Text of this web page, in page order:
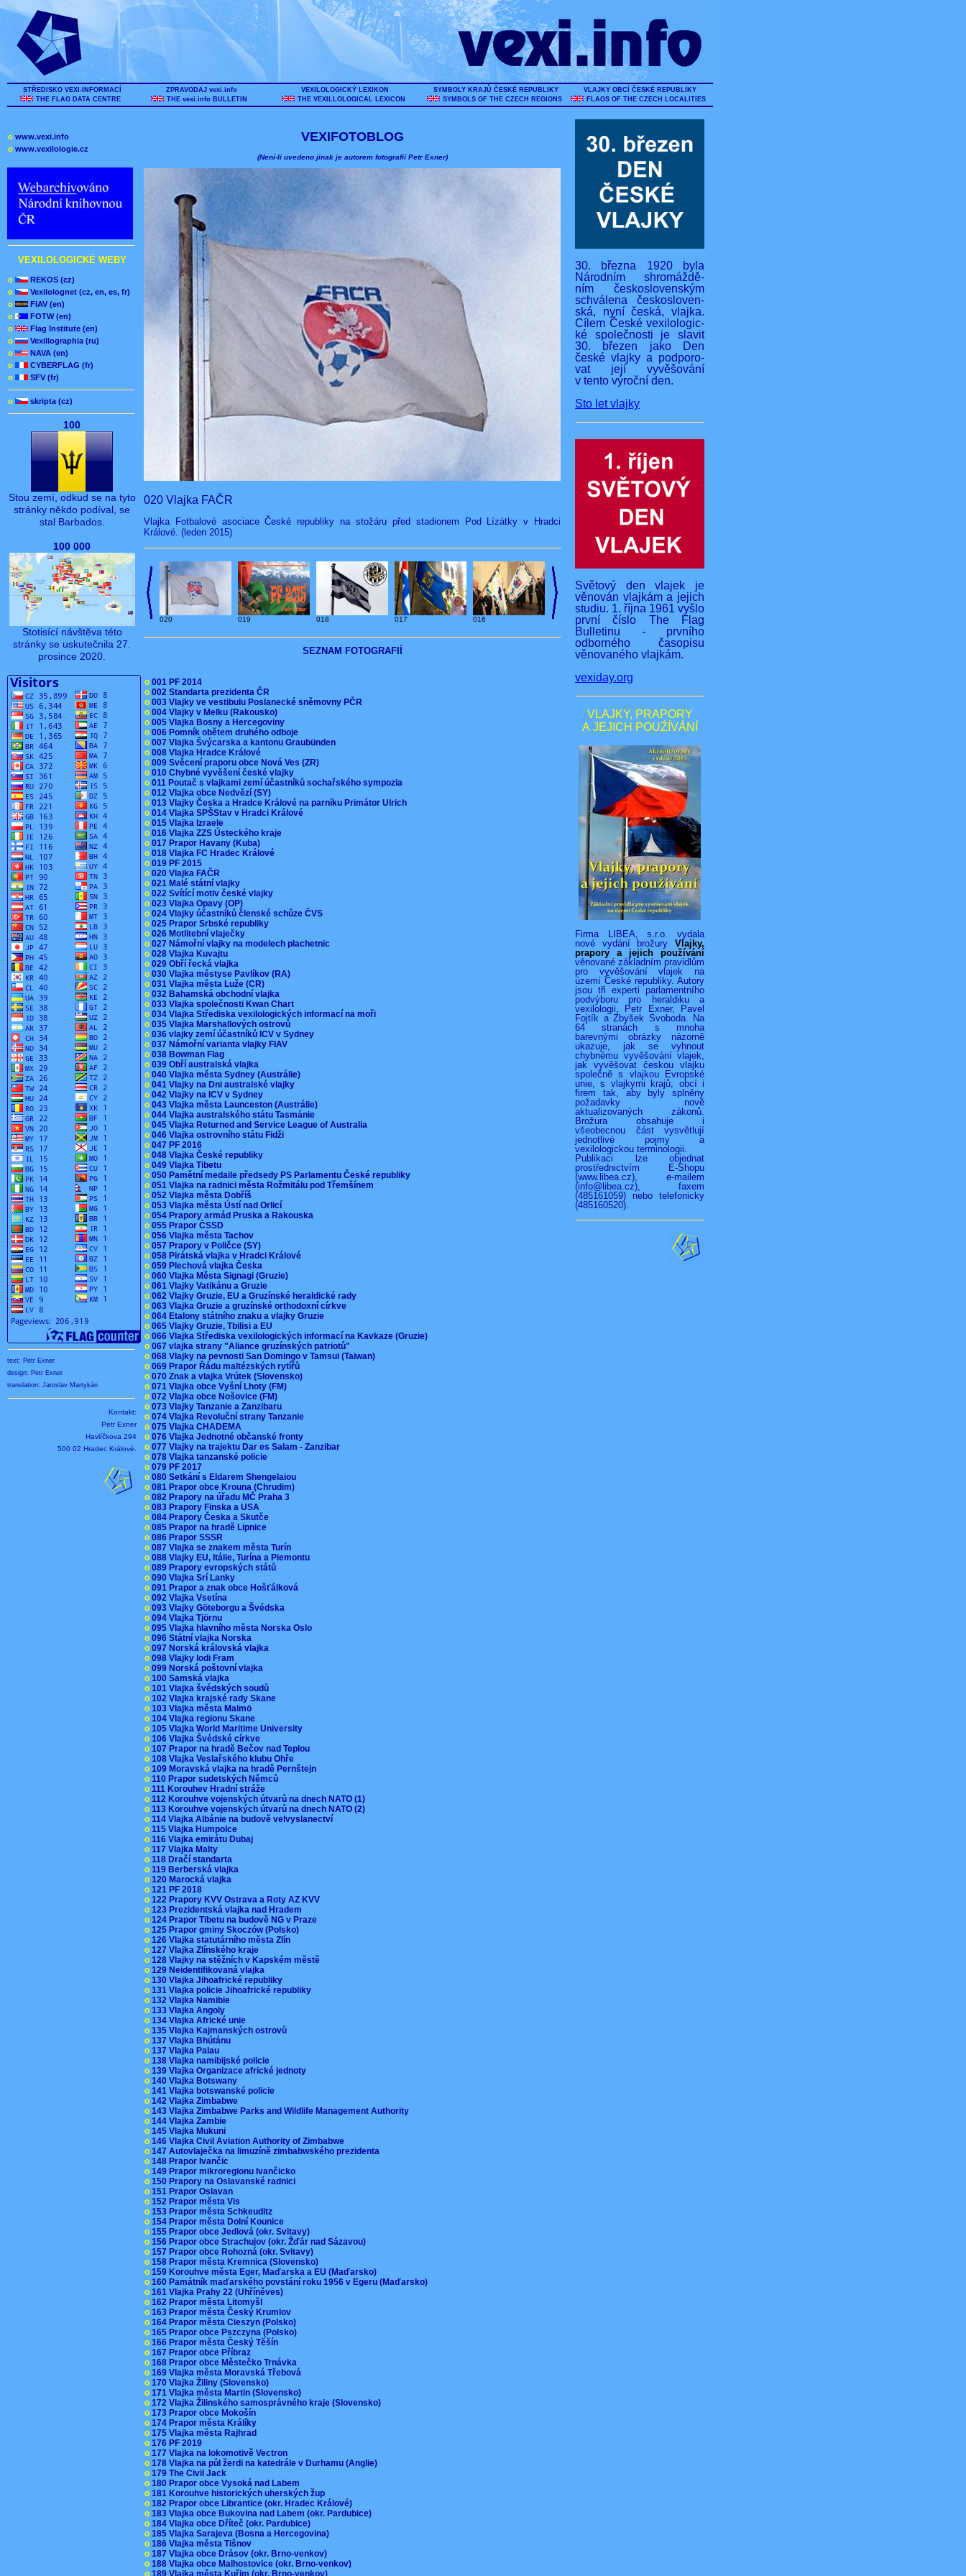
STŘEDISKO VEXI-INFORMACÍ
THE FLAG DATA CENTRE
ZPRAVODAJ vexi.info
THE vexi.info BULLETIN
VEXILOLOGICKÝ LEXIKON
THE VEXILLOLOGICAL LEXICON
SYMBOLY KRAJŮ ČESKÉ REPUBLIKY
SYMBOLS OF THE CZECH REGIONS
VLAJKY OBCÍ ČESKÉ REPUBLIKY
FLAGS OF THE CZECH LOCALITIES
o www.vexi.info
o www.vexilologie.cz
VEXILOLOGICKÉ WEBY
o
REKOS (cz)
o
Vexilolognet (cz, en, es, fr)
o
FIAV (en)
o
FOTW (en)
o
Flag Institute (en)
o
Vexillographia (ru)
o
NAVA (en)
o
CYBERFLAG (fr)
o
SFV (fr)
o skripta (cz)
100
Stou zemí, odkud se na tyto
stránky někdo podíval, se
stal Barbados.
100 000
Stotisící návštěva této
stránky se uskutečnila 27.
prosince 2020.
text: Petr Exner
design: Petr Exner
translation: Jaroslav Martykán
Kontakt:
Petr Exner
Havlíčkova 294
500 02 Hradec Králové.
VEXIFOTOBLOG
(Není-li uvedeno jinak je autorem fotografií Petr Exner)
020 Vlajka FAČR
Vlajka Fotbalové asociace České republiky na stožáru před stadionem Pod Lízátky v Hradci
Králové. (leden 2015)
020 019 018 017 016
SEZNAM FOTOGRAFIÍ
o 001 PF 2014
o 002 Standarta prezidenta ČR
o 003 Vlajky ve vestibulu Poslanecké sněmovny PČR
o 004 Vlajky v Melku (Rakousko)
o 005 Vlajka Bosny a Hercegoviny
o 006 Pomník obětem druhého odboje
o 007 Vlajka Švýcarska a kantonu Graubünden
o 008 Vlajka Hradce Králové
o 009 Svěcení praporu obce Nová Ves (ZR)
o 010 Chybné vyvěšení české vlajky
o 011 Poutač s vlajkami zemí účastníků sochařského sympozia
o 012 Vlajka obce Nedvězí (SY)
o 013 Vlajky Česka a Hradce Králové na parníku Primátor Ulrich
o 014 Vlajka SPŠStav v Hradci Králové
o 015 Vlajka Izraele
o 016 Vlajka ZZS Ústeckého kraje
o 017 Prapor Havany (Kuba)
o 018 Vlajka FC Hradec Králové
o 019 PF 2015
o 020 Vlajka FAČR
o 021 Malé státní vlajky
o 022 Svítící motiv české vlajky
o 023 Vlajka Opavy (OP)
o 024 Vlajky účastníků členské schůze ČVS
o 025 Prapor Srbské republiky
o 026 Motlitební vlaječky
o 027 Námořní vlajky na modelech plachetnic
o 028 Vlajka Kuvajtu
o 029 Obří řecká vlajka
o 030 Vlajka městyse Pavlíkov (RA)
o 031 Vlajka města Luže (CR)
o 032 Bahamská obchodní vlajka
o 033 Vlajka společnosti Kwan Chart
o 034 Vlajka Střediska vexilologických informací na moři
o 035 Vlajka Marshallových ostrovů
o 036 vlajky zemí účastníků ICV v Sydney
o 037 Námořní varianta vlajky FIAV
o 038 Bowman Flag
o 039 Obří australská vlajka
o 040 Vlajka města Sydney (Austrálie)
o 041 Vlajky na Dni australské vlajky
o 042 Vlajky na ICV v Sydney
o 043 Vlajka města Launceston (Austrálie)
o 044 Vlajka australského státu Tasmánie
o 045 Vlajka Returned and Service League of Australia
o 046 Vlajka ostrovního státu Fidži
o 047 PF 2016
o 048 Vlajka České republiky
o 049 Vlajka Tibetu
o 050 Pamětní medaile předsedy PS Parlamentu České republiky
o 051 Vlajka na radnici města Rožmitálu pod Třemšínem
o 052 Vlajka města Dobříš
o 053 Vlajka města Ústí nad Orlicí
o 054 Prapory armád Pruska a Rakouska
o 055 Prapor ČSSD
o 056 Vlajka města Tachov
o 057 Prapory v Poličce (SY)
o 058 Pirátská vlajka v Hradci Králové
o 059 Plechová vlajka Česka
o 060 Vlajka Města Signagi (Gruzie)
o 061 Vlajky Vatikánu a Gruzie
o 062 Vlajky Gruzie, EU a Gruzínské heraldické rady
o 063 Vlajka Gruzie a gruzínské orthodoxní církve
o 064 Etalony státního znaku a vlajky Gruzie
o 065 Vlajky Gruzie, Tbilisi a EU
o 066 Vlajka Střediska vexilologických informací na Kavkaze (Gruzie)
o 067 vlajka strany "Aliance gruzínských patriotů"
o 068 Vlajky na pevnosti San Domingo v Tamsui (Taiwan)
o 069 Prapor Řádu maltézských rytířů
o 070 Znak a vlajka Vrútek (Slovensko)
o 071 Vlajka obce Vyšní Lhoty (FM)
o 072 Vlajka obce Nošovice (FM)
o 073 Vlajky Tanzanie a Zanzibaru
o 074 Vlajka Revoluční strany Tanzanie
o 075 Vlajka CHADEMA
o 076 Vlajka Jednotné občanské fronty
o 077 Vlajky na trajektu Dar es Salam - Zanzibar
o 078 Vlajka tanzanské policie
o 079 PF 2017
o 080 Setkání s Eldarem Shengelaiou
o 081 Prapor obce Krouna (Chrudim)
o 082 Prapory na úřadu MČ Praha 3
o 083 Prapory Finska a USA
o 084 Prapory Česka a Skutče
o 085 Prapor na hradě Lipnice
o 086 Prapor SSSR
o 087 Vlajka se znakem města Turín
o 088 Vlajky EU, Itálie, Turína a Piemontu
o 089 Prapory evropských států
o 090 Vlajka Srí Lanky
o 091 Prapor a znak obce Hošťálková
o 092 Vlajka Vsetína
o 093 Vlajky Göteborgu a Švédska
o 094 Vlajka Tjörnu
o 095 Vlajka hlavního města Norska Oslo
o 096 Státní vlajka Norska
o 097 Norská královská vlajka
o 098 Vlajky lodi Fram
o 099 Norská poštovní vlajka
o 100 Samská vlajka
o 101 Vlajka švédských soudů
o 102 Vlajka krajské rady Skane
o 103 Vlajka města Malmö
o 104 Vlajka regionu Skane
o 105 Vlajka World Maritime University
o 106 Vlajka Švédské církve
o 107 Prapor na hradě Bečov nad Teplou
o 108 Vlajka Veslařského klubu Ohře
o 109 Moravská vlajka na hradě Pernštejn
o 110 Prapor sudetských Němců
o 111 Korouhev Hradní stráže
o 112 Korouhve vojenských útvarů na dnech NATO (1)
o 113 Korouhve vojenských útvarů na dnech NATO (2)
o 114 Vlajka Albánie na budově velvyslanectví
o 115 Vlajka Humpolce
o 116 Vlajka emirátu Dubaj
o 117 Vlajka Malty
o 118 Dračí standarta
o 119 Berberská vlajka
o 120 Marocká vlajka
o 121 PF 2018
o 122 Prapory KVV Ostrava a Roty AZ KVV
o 123 Prezidentská vlajka nad Hradem
o 124 Prapor Tibetu na budově NG v Praze
o 125 Prapor gminy Skoczów (Polsko)
o 126 Vlajka statutárního města Zlín
o 127 Vlajka Zlínského kraje
o 128 Vlajky na stěžních v Kapském městě
o 129 Neidentifikovaná vlajka
o 130 Vlajka Jihoafrické republiky
o 131 Vlajka policie Jihoafrické republiky
o 132 Vlajka Namibie
o 133 Vlajka Angoly
o 134 Vlajka Africké unie
o 135 Vlajka Kajmanských ostrovů
o 137 Vlajka Bhútánu
o 137 Vlajka Palau
o 138 Vlajka namibijské policie
o 139 Vlajka Organizace africké jednoty
o 140 Vlajka Botswany
o 141 Vlajka botswanské policie
o 142 Vlajka Zimbabwe
o 143 Vlajka Zimbabwe Parks and Wildlife Management Authority
o 144 Vlajka Zambie
o 145 Vlajka Mukuni
o 146 Vlajka Civil Aviation Authority of Zimbabwe
o 147 Autovlaječka na limuzíně zimbabwského prezidenta
o 148 Prapor Ivančic
o 149 Prapor mikroregionu Ivančicko
o 150 Prapory na Oslavanské radnici
o 151 Prapor Oslavan
o 152 Prapor města Vis
o 153 Prapor města Schkeuditz
o 154 Prapor města Dolní Kounice
o 155 Prapor obce Jedlová (okr. Svitavy)
o 156 Prapor obce Strachujov (okr. Žďár nad Sázavou)
o 157 Prapor obce Rohozná (okr. Svitavy)
o 158 Prapor města Kremnica (Slovensko)
o 159 Korouhve města Eger, Maďarska a EU (Maďarsko)
o 160 Památník maďarského povstání roku 1956 v Egeru (Maďarsko)
o 161 Vlajka Prahy 22 (Uhříněves)
o 162 Prapor města Litomyšl
o 163 Prapor města Český Krumlov
o 164 Prapor města Cieszyn (Polsko)
o 165 Prapor obce Pszczyna (Polsko)
o 166 Prapor města Český Těšín
o 167 Prapor obce Příbraz
o 168 Prapor obce Městečko Trnávka
o 169 Vlajka města Moravská Třebová
o 170 Vlajka Žiliny (Slovensko)
o 171 Vlajka města Martin (Slovensko)
o 172 Vlajka Žilinského samosprávného kraje (Slovensko)
o 173 Prapor obce Mokošín
o 174 Prapor města Králíky
o 175 Vlajka města Rajhrad
o 176 PF 2019
o 177 Vlajka na lokomotivě Vectron
o 178 Vlajka na půl žerdi na katedrále v Durhamu (Anglie)
o 179 The Civil Jack
o 180 Prapor obce Vysoká nad Labem
o 181 Korouhve historických uherských žup
o 182 Prapor obce Librantice (okr. Hradec Králové)
o 183 Vlajka obce Bukovina nad Labem (okr. Pardubice)
o 184 Vlajka obce Dříteč (okr. Pardubice)
o 185 Vlajka Sarajeva (Bosna a Hercegovina)
o 186 Vlajka města Tišnov
o 187 Vlajka obce Drásov (okr. Brno-venkov)
o 188 Vlajka obce Malhostovice (okr. Brno-venkov)
o 189 Vlajka města Kuřim (okr. Brno-venkov)
30. března 1920 byla
Národním shromáždě-
ním československým
schválena českosloven-
ská, nyní česká, vlajka.
Cílem České vexilologic-
ké společnosti je slavit
30. březen jako Den
české vlajky a podporo-
vat její vyvěšování
v tento výroční den.
Sto let vlajky
Světový den vlajek je
věnován vlajkám a jejich
studiu. 1. října 1961 vyšlo
první číslo The Flag
Bulletinu - prvního
odborného časopisu
věnovaného vlajkám.
vexiday.org
VLAJKY, PRAPORY
A JEJICH POUŹÍVÁNÍ
Firma LIBEA, s.r.o. vydala
nové vydání brožury Vlajky,
prapory a jejich používání
věnované základním pravidlům
pro vyvěšování vlajek na
území České republiky. Autory
jsou tři experti parlamentního
podvýboru pro heraldiku a
vexilologii, Petr Exner, Pavel
Fojtík a Zbyšek Svoboda. Na
64 stranách s mnoha
barevnými obrázky názorně
ukazuje, jak se vyhnout
chybnému vyvěšování vlajek,
jak vyvěšovat českou vlajku
společně s vlajkou Evropské
unie, s vlajkymi krajů, obcí i
firem tak, aby byly splněny
požadavky nově
aktualizovaných zákonů.
Brožura obsahuje i
všeobecnou část vysvětlují
jednotlivé pojmy a
vexilologickou terminologii.
Publikaci lze objednat
prostřednictvím E-Shopu
(www.libea.cz), e-mailem
(info@libea.cz), faxem
(485161059) nebo telefonicky
(485160520).